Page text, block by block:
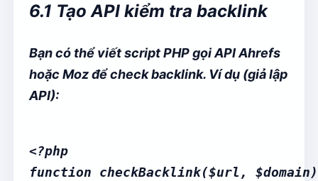
6.1 Tạo API kiểm tra backlink
Bạn có thể viết script PHP gọi API Ahrefs
hoặc Moz để check backlink. Ví dụ (giả lập
API):
<?php
function checkBacklink($url,